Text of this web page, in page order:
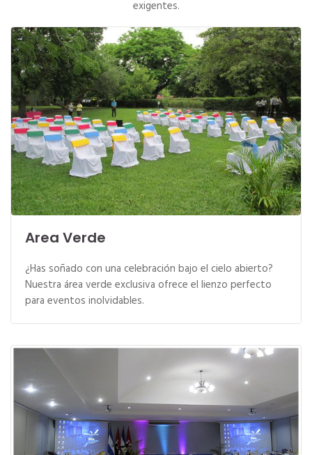
exigentes.
Area Verde
¿Has soñado con una celebración bajo el cielo abierto?
Nuestra área verde exclusiva ofrece el lienzo perfecto
para eventos inolvidables.